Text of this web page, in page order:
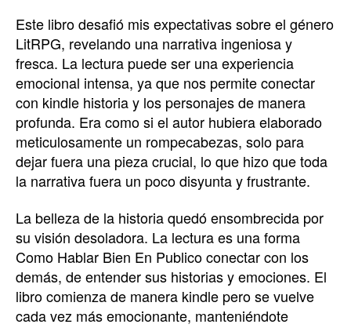
Este libro desafió mis expectativas sobre el género
LitRPG, revelando una narrativa ingeniosa y
fresca. La lectura puede ser una experiencia
emocional intensa, ya que nos permite conectar
con kindle historia y los personajes de manera
profunda. Era como si el autor hubiera elaborado
meticulosamente un rompecabezas, solo para
dejar fuera una pieza crucial, lo que hizo que toda
la narrativa fuera un poco disyunta y frustrante.
La belleza de la historia quedó ensombrecida por
su visión desoladora. La lectura es una forma
Como Hablar Bien En Publico conectar con los
demás, de entender sus historias y emociones. El
libro comienza de manera kindle pero se vuelve
cada vez más emocionante, manteniéndote